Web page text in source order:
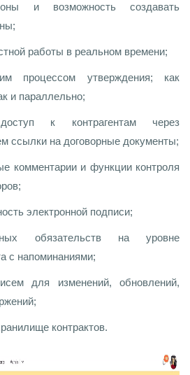
и возможность создавать
работы в реальном времени;
процессом утверждения; как
и параллельно;
к контрагентам через
ссылки на договорные документы;
комментарии и функции контроля
электронной подписи;
обязательств на уровне
с напоминаниями;
для изменений, обновлений,
контрактов.